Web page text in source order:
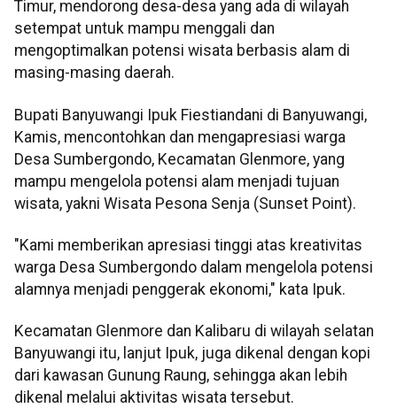
Timur, mendorong desa-desa yang ada di wilayah
setempat untuk mampu menggali dan
mengoptimalkan potensi wisata berbasis alam di
masing-masing daerah.
Bupati Banyuwangi Ipuk Fiestiandani di Banyuwangi,
Kamis, mencontohkan dan mengapresiasi warga
Desa Sumbergondo, Kecamatan Glenmore, yang
mampu mengelola potensi alam menjadi tujuan
wisata, yakni Wisata Pesona Senja (Sunset Point).
"Kami memberikan apresiasi tinggi atas kreativitas
warga Desa Sumbergondo dalam mengelola potensi
alamnya menjadi penggerak ekonomi," kata Ipuk.
Kecamatan Glenmore dan Kalibaru di wilayah selatan
Banyuwangi itu, lanjut Ipuk, juga dikenal dengan kopi
dari kawasan Gunung Raung, sehingga akan lebih
dikenal melalui aktivitas wisata tersebut.